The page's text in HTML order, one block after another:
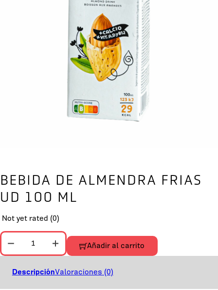
BEBIDA DE ALMENDRA FRIAS
UD 100 ML
Not yet rated (0)
BEBIDA DE ALMENDRA FRIAS UD 100 ML cantidad
Añadir al carrito
DescripciónValoraciones (0)